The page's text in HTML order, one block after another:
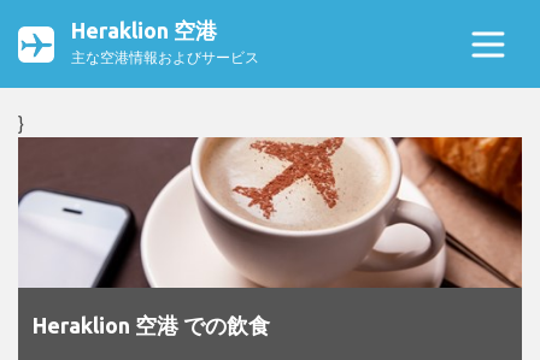
Heraklion 空港
主な空港情報およびサービス
}
Heraklion 空港 での飲食